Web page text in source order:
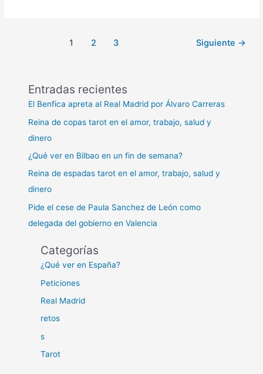
Academia
Historia
1 2 3 Siguiente →
Entradas recientes
El Benfica apreta al Real Madrid por Álvaro Carreras
Reina de copas tarot en el amor, trabajo, salud y
dinero
¿Qué ver en Bilbao en un fin de semana?
Reina de espadas tarot en el amor, trabajo, salud y
dinero
Pide el cese de Paula Sanchez de León como
delegada del gobierno en Valencia
Categorías
¿Qué ver en España?
Peticiones
Real Madrid
retos
s
Tarot